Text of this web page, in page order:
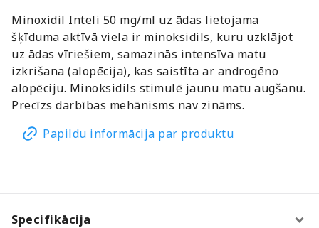
Minoxidil Inteli 50 mg/ml uz ādas lietojama
šķīduma aktīvā viela ir minoksidils, kuru uzklājot
uz ādas vīriešiem, samazinās intensīva matu
izkrišana (alopēcija), kas saistīta ar androgēno
alopēciju. Minoksidils stimulē jaunu matu augšanu.
Precīzs darbības mehānisms nav zināms.
Papildu informācija par produktu
Specifikācija